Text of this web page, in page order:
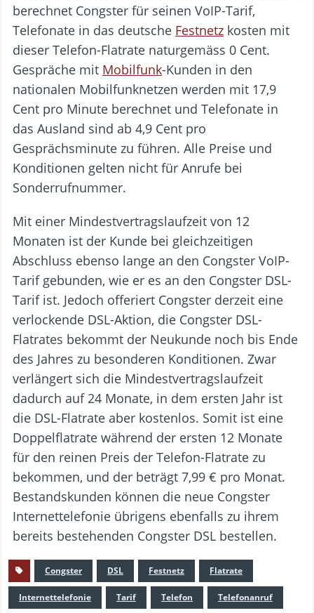
berechnet Congster für seinen VoIP-Tarif,
Telefonate in das deutsche Festnetz kosten mit
dieser Telefon-Flatrate naturgemäss 0 Cent.
Gespräche mit Mobilfunk-Kunden in den
nationalen Mobilfunknetzen werden mit 17,9
Cent pro Minute berechnet und Telefonate in
das Ausland sind ab 4,9 Cent pro
Gesprächsminute zu führen. Alle Preise und
Konditionen gelten nicht für Anrufe bei
Sonderrufnummer.
Mit einer Mindestvertragslaufzeit von 12
Monaten ist der Kunde bei gleichzeitigen
Abschluss ebenso lange an den Congster VoIP-
Tarif gebunden, wie er es an den Congster DSL-
Tarif ist. Jedoch offeriert Congster derzeit eine
verlockende DSL-Aktion, die Congster DSL-
Flatrates bekommt der Neukunde noch bis Ende
des Jahres zu besonderen Konditionen. Zwar
verlängert sich die Mindestvertragslaufzeit
dadurch auf 24 Monate, in dem ersten Jahr ist
die DSL-Flatrate aber kostenlos. Somit ist eine
Doppelflatrate während der ersten 12 Monate
für den reinen Preis der Telefon-Flatrate zu
bekommen, und der beträgt 7,99 € pro Monat.
Bestandskunden können die neue Congster
Internettelefonie übrigens ebenfalls zu ihrem
bereits bestehenden Congster DSL bestellen.
Congster DSL Festnetz Flatrate
Internettelefonie Tarif Telefon Telefonanruf